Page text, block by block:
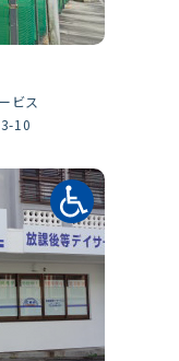
ビス
10